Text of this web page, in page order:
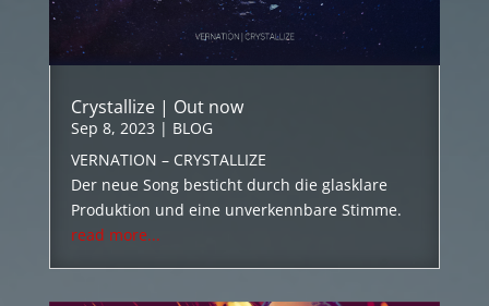
Crystallize | Out now
Sep 8, 2023 | BLOG
VERNATION – CRYSTALLIZE
Der neue Song besticht durch die glasklare
Produktion und eine unverkennbare Stimme.
read more...